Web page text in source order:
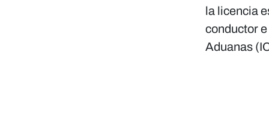
la licencia
conductor
Aduanas